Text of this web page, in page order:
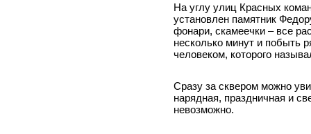
На углу улиц Красных
установлен памятник
фонари, скамеечки – все
несколько минут и побыть
человеком, которого
Сразу за сквером можно
нарядная, праздничная и
невозможно.